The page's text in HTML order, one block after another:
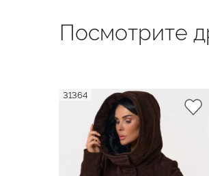
Посмотрите
31364